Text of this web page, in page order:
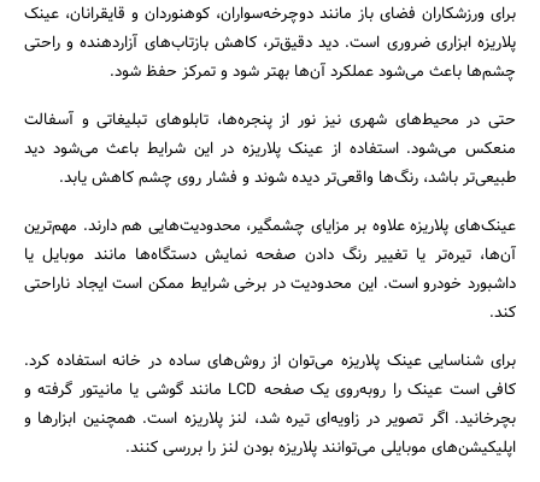
برای ورزشکاران فضای باز مانند دوچرخه‌سواران، کوهنوردان و قایقرانان، عینک
پلاریزه ابزاری ضروری است. دید دقیق‌تر، کاهش بازتاب‌های آزاردهنده و راحتی
چشم‌ها باعث می‌شود عملکرد آن‌ها بهتر شود و تمرکز حفظ شود.
حتی در محیط‌های شهری نیز نور از پنجره‌ها، تابلوهای تبلیغاتی و آسفالت
منعکس می‌شود. استفاده از عینک پلاریزه در این شرایط باعث می‌شود دید
طبیعی‌تر باشد، رنگ‌ها واقعی‌تر دیده شوند و فشار روی چشم کاهش یابد.
عینک‌های پلاریزه علاوه بر مزایای چشمگیر، محدودیت‌هایی هم دارند. مهم‌ترین
آن‌ها، تیره‌تر یا تغییر رنگ دادن صفحه نمایش دستگاه‌ها مانند موبایل یا
داشبورد خودرو است. این محدودیت در برخی شرایط ممکن است ایجاد ناراحتی
کند.
برای شناسایی عینک پلاریزه می‌توان از روش‌های ساده در خانه استفاده کرد.
کافی است عینک را روبه‌روی یک صفحه LCD مانند گوشی یا مانیتور گرفته و
بچرخانید. اگر تصویر در زاویه‌ای تیره شد، لنز پلاریزه است. همچنین ابزارها و
اپلیکیشن‌های موبایلی می‌توانند پلاریزه بودن لنز را بررسی کنند.